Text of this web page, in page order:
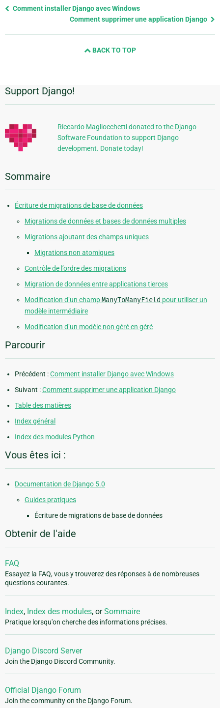
Previous
Comment installer Django avec Windows
Comment supprimer une application Django
BACK TO TOP
Informations
supplémentaires
Support Django!
Riccardo Magliocchetti donated to the Django
Software Foundation to support Django
development. Donate today!
Sommaire
Écriture de migrations de base de données
Migrations de données et bases de données multiples
Migrations ajoutant des champs uniques
Migrations non atomiques
Contrôle de l’ordre des migrations
Migration de données entre applications tierces
Modification d’un champManyToManyField pour utiliser un
modèle intermédiaire
Modification d’un modèle non géré en géré
Parcourir
Précédent :Comment installer Django avec Windows
Suivant :Comment supprimer une application Django
Table des matières
Index général
Index des modules Python
Vous êtes ici :
Documentation de Django 5.0
Guides pratiques
Écriture de migrations de base de données
Obtenir de l'aide
FAQ
Essayez la FAQ, vous y trouverez des réponses à de nombreuses
questions courantes.
Index, Index des modules, orSommaire
Pratique lorsqu'on cherche des informations précises.
Django Discord Server
Join the Django Discord Community.
Official Django Forum
Join the community on the Django Forum.